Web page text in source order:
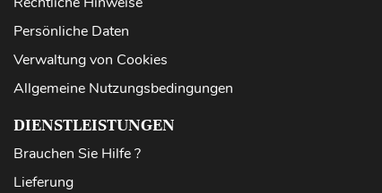
Persönliche Daten
Verwaltung von Cookies
Allgemeine Nutzungsbedingungen
DIENSTLEISTUNGEN
Brauchen Sie Hilfe ?
Lieferung